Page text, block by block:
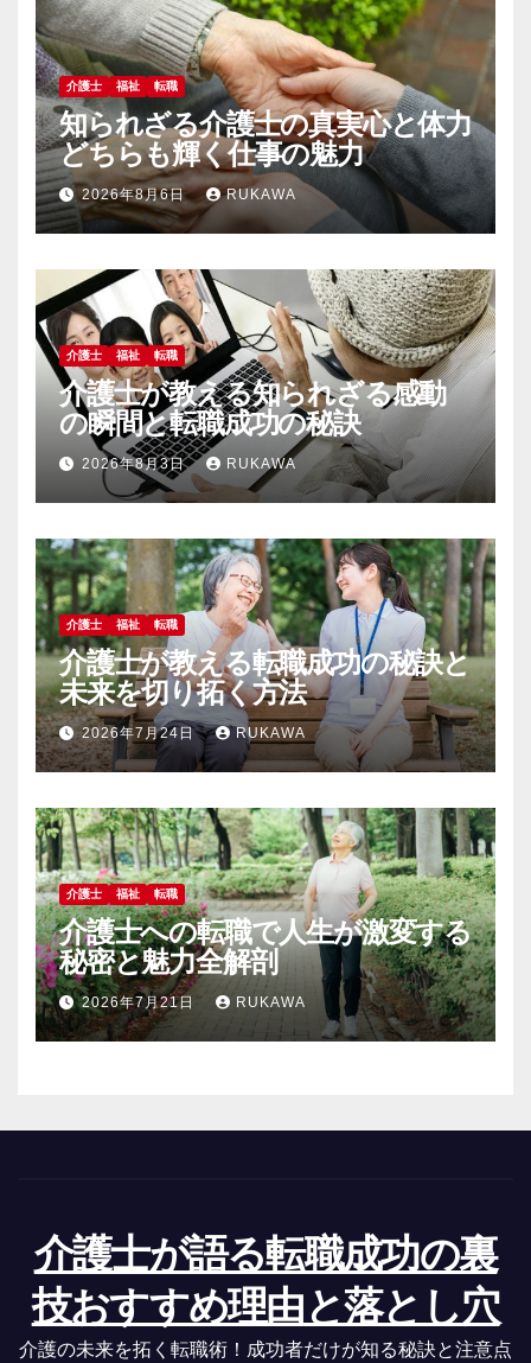
介護士 福祉 転職
知られざる介護士の真実心と体力
どちらも輝く仕事の魅力
2026年8月6日 RUKAWA
介護士 福祉 転職
介護士が教える知られざる感動
の瞬間と転職成功の秘訣
2026年8月3日 RUKAWA
介護士 福祉 転職
介護士が教える転職成功の秘訣と
未来を切り拓く方法
2026年7月24日 RUKAWA
介護士 福祉 転職
介護士への転職で人生が激変する
秘密と魅力全解剖
2026年7月21日 RUKAWA
介護士が語る転職成功の裏
技おすすめ理由と落とし穴
介護の未来を拓く転職術！成功者だけが知る秘訣と注意点